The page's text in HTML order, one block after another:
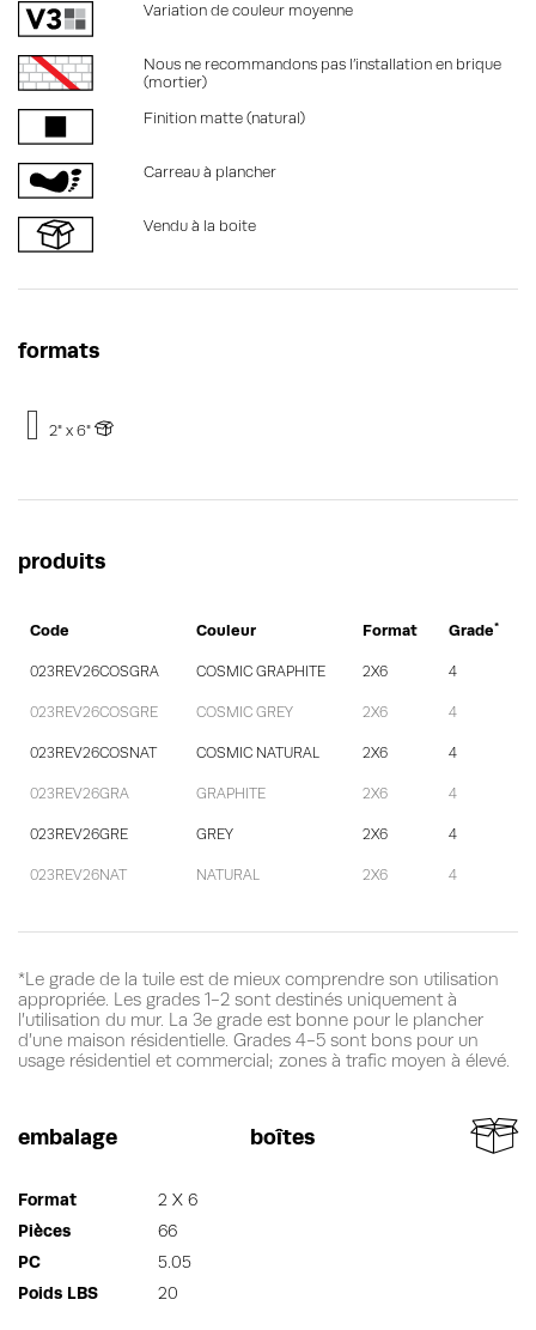
Variation de couleur moyenne
Nous ne recommandons pas l’installation en brique
(mortier)
Finition matte (natural)
Carreau à plancher
Vendu à la boite
formats
2" x 6"
produits
Code Couleur Format Grade*
023REV26COSGRA COSMIC GRAPHITE 2X6 4
023REV26COSGRE COSMIC GREY 2X6 4
023REV26COSNAT COSMIC NATURAL 2X6 4
023REV26GRA GRAPHITE 2X6 4
023REV26GRE GREY 2X6 4
023REV26NAT NATURAL 2X6 4
*Le grade de la tuile est de mieux comprendre son utilisation
appropriée. Les grades 1-2 sont destinés uniquement à
l’utilisation du mur. La 3e grade est bonne pour le plancher
d’une maison résidentielle. Grades 4-5 sont bons pour un
usage résidentiel et commercial; zones à trafic moyen à élevé.
embalage boîtes
Format
Pièces
PC
Poids LBS
2 X 6
66
5.05
20